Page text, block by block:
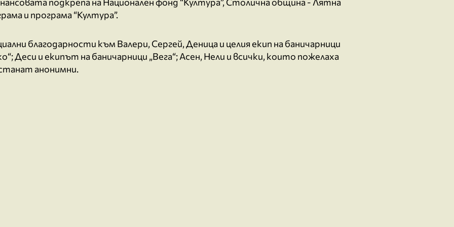
и програма “Култура”.
благодарности към Валери, Сергей, Деница и целия екип на баничарници
Деси и екипът на баничарници „Вега“; Асен, Нели и всички, които пожелаха
анонимни.